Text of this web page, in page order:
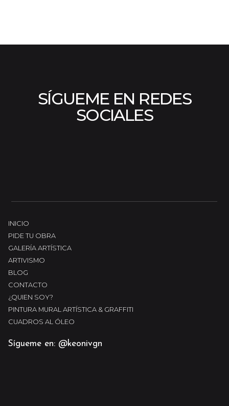
SÍGUEME EN REDES
SOCIALES
INICIO
PIDE TU OBRA
GALERÍA ARTÍSTICA
ARTIVISMO
BLOG
CONTACTO
¿QUIEN SOY?
PINTURA MURAL ARTÍSTICA & GRAFFITI
CUADROS AL ÓLEO
Sígueme en: @keonivgn